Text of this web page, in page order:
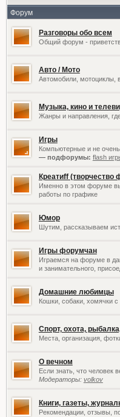
Форум
Разговоры обо всем
Общий форум -
Авто / Мото
Автомобили, мотоциклы,
Музыка, кино и
Жанры и направления,
Игры
Компьютерные и не очень
— подфорумы: flash
Креатиff (творчество
Именно в этом форуме
работы по графике
Юмор
Шутим, рассказываем
Игры форумчан
Играемся на форуме в
и занимательного,
Домашние любимцы
Кошки, собаки, хомячки
Спорт, охота,
Места, организация,
О вечном
Если знать, что человек
Модераторы: volkov
Книги, газеты,
Рекомендации, отзывы,